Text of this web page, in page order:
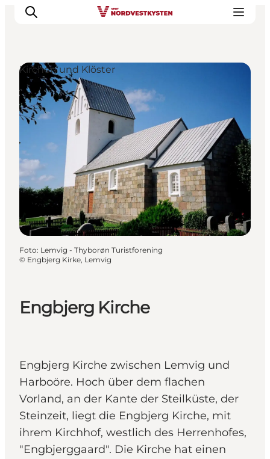
Urlaubsorte
Inspiration
Unterkunft
Mach deine Urlaubsplanung
Engbjerg Kirche
Engbjerg Kirche zwischen Lemvig und
Harboöre. Hoch über dem flachen
Vorland, an der Kante der Steilküste, der
Steinzeit, liegt die Engbjerg Kirche, mit
ihrem Kirchhof, westlich des Herrenhofes,
"Engbjerggaard". Die Kirche hat einen
Kirchen und Klöster
Foto: Lemvig - Thyborøn Turistforening
© Engbjerg Kirke, Lemvig